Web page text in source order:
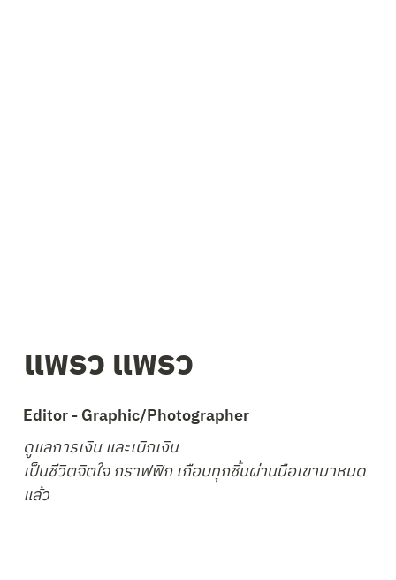
แพรว แพรว
Editor - Graphic/Photographer
ดูแลการเงิน และเบิกเงิน
เป็นชีวิตจิตใจ กราฟฟิก เกือบทุกชิ้นผ่านมือเขามาหมด
แล้ว